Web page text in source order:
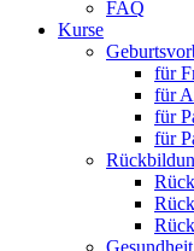
FAQ
Kurse
für
für
für
für